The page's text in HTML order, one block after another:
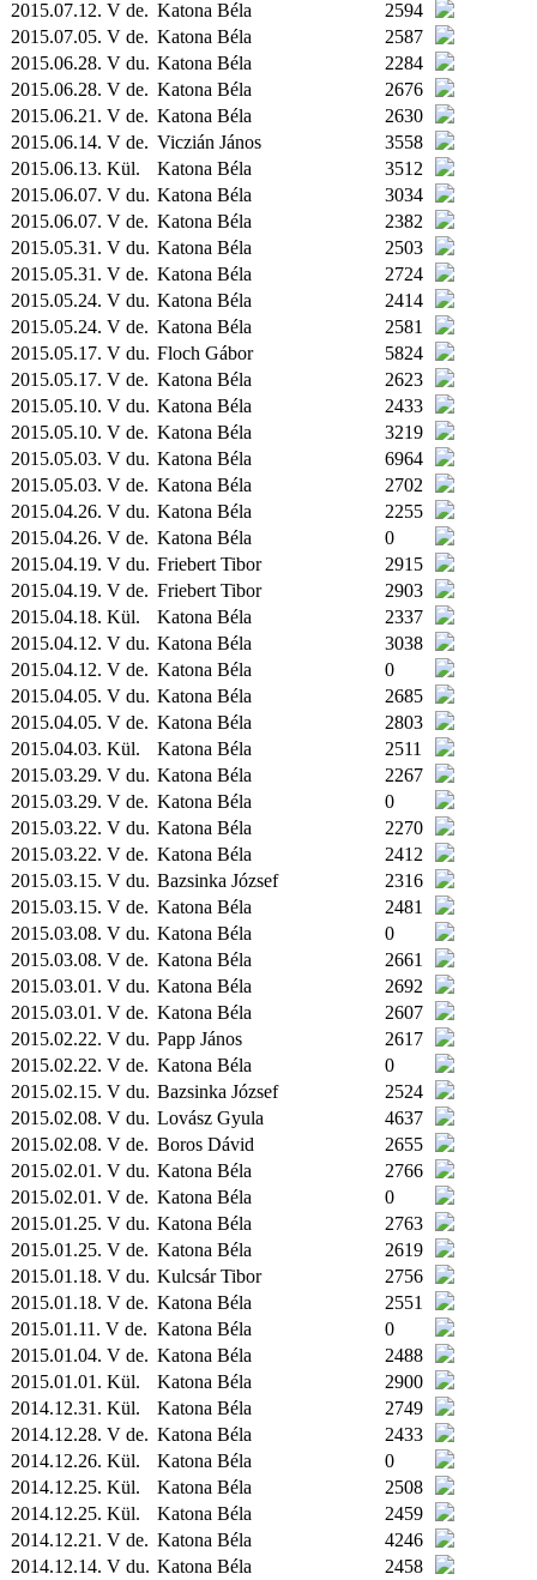
2015.07.12. V de. Katona Béla
2594
2015.07.05. V de. Katona Béla
2587
2015.06.28. V du. Katona Béla
2284
2015.06.28. V de. Katona Béla
2676
2015.06.21. V de. Katona Béla
2630
2015.06.14. V de. Viczián János
3558
2015.06.13. Kül. Katona Béla
3512
2015.06.07. V du. Katona Béla
3034
2015.06.07. V de. Katona Béla
2382
2015.05.31. V du. Katona Béla
2503
2015.05.31. V de. Katona Béla
2724
2015.05.24. V du. Katona Béla
2414
2015.05.24. V de. Katona Béla
2581
2015.05.17. V du. Floch Gábor
5824
2015.05.17. V de. Katona Béla
2623
2015.05.10. V du. Katona Béla
2433
2015.05.10. V de. Katona Béla
3219
2015.05.03. V du. Katona Béla
6964
2015.05.03. V de. Katona Béla
2702
2015.04.26. V du. Katona Béla
2255
2015.04.26. V de. Katona Béla
0
2015.04.19. V du. Friebert Tibor
2915
2015.04.19. V de. Friebert Tibor
2903
2015.04.18. Kül. Katona Béla
2337
2015.04.12. V du. Katona Béla
3038
2015.04.12. V de. Katona Béla
0
2015.04.05. V du. Katona Béla
2685
2015.04.05. V de. Katona Béla
2803
2015.04.03. Kül. Katona Béla
2511
2015.03.29. V du. Katona Béla
2267
2015.03.29. V de. Katona Béla
0
2015.03.22. V du. Katona Béla
2270
2015.03.22. V de. Katona Béla
2412
2015.03.15. V du. Bazsinka József
2316
2015.03.15. V de. Katona Béla
2481
2015.03.08. V du. Katona Béla
0
2015.03.08. V de. Katona Béla
2661
2015.03.01. V du. Katona Béla
2692
2015.03.01. V de. Katona Béla
2607
2015.02.22. V du. Papp János
2617
2015.02.22. V de. Katona Béla
0
2015.02.15. V du. Bazsinka József
2524
2015.02.08. V du. Lovász Gyula
4637
2015.02.08. V de. Boros Dávid
2655
2015.02.01. V du. Katona Béla
2766
2015.02.01. V de. Katona Béla
0
2015.01.25. V du. Katona Béla
2763
2015.01.25. V de. Katona Béla
2619
2015.01.18. V du. Kulcsár Tibor
2756
2015.01.18. V de. Katona Béla
2551
2015.01.11. V de. Katona Béla
0
2015.01.04. V de. Katona Béla
2488
2015.01.01. Kül. Katona Béla
2900
2014.12.31. Kül. Katona Béla
2749
2014.12.28. V de. Katona Béla
2433
2014.12.26. Kül. Katona Béla
0
2014.12.25. Kül. Katona Béla
2508
2014.12.25. Kül. Katona Béla
2459
2014.12.21. V de. Katona Béla
4246
2014.12.14. V du. Katona Béla
2458